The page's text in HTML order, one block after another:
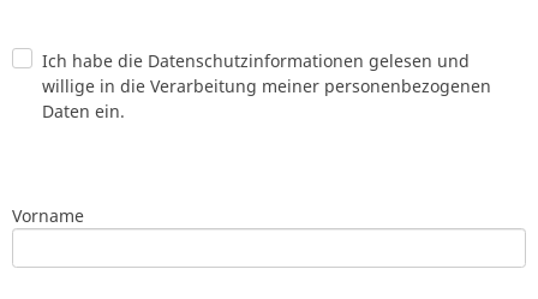
Ich habe die Datenschutzinformationen gelesen und
willige in die Verarbeitung meiner personenbezogenen
Daten ein.
Vorname